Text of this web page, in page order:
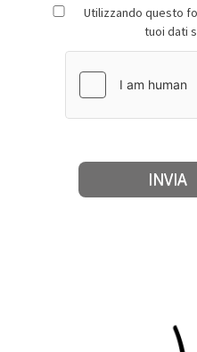
Utilizzando questo
tuoi dati